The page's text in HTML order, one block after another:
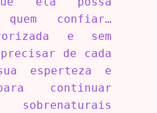
confiar…
e sem
de cada
esperteza e
continuar